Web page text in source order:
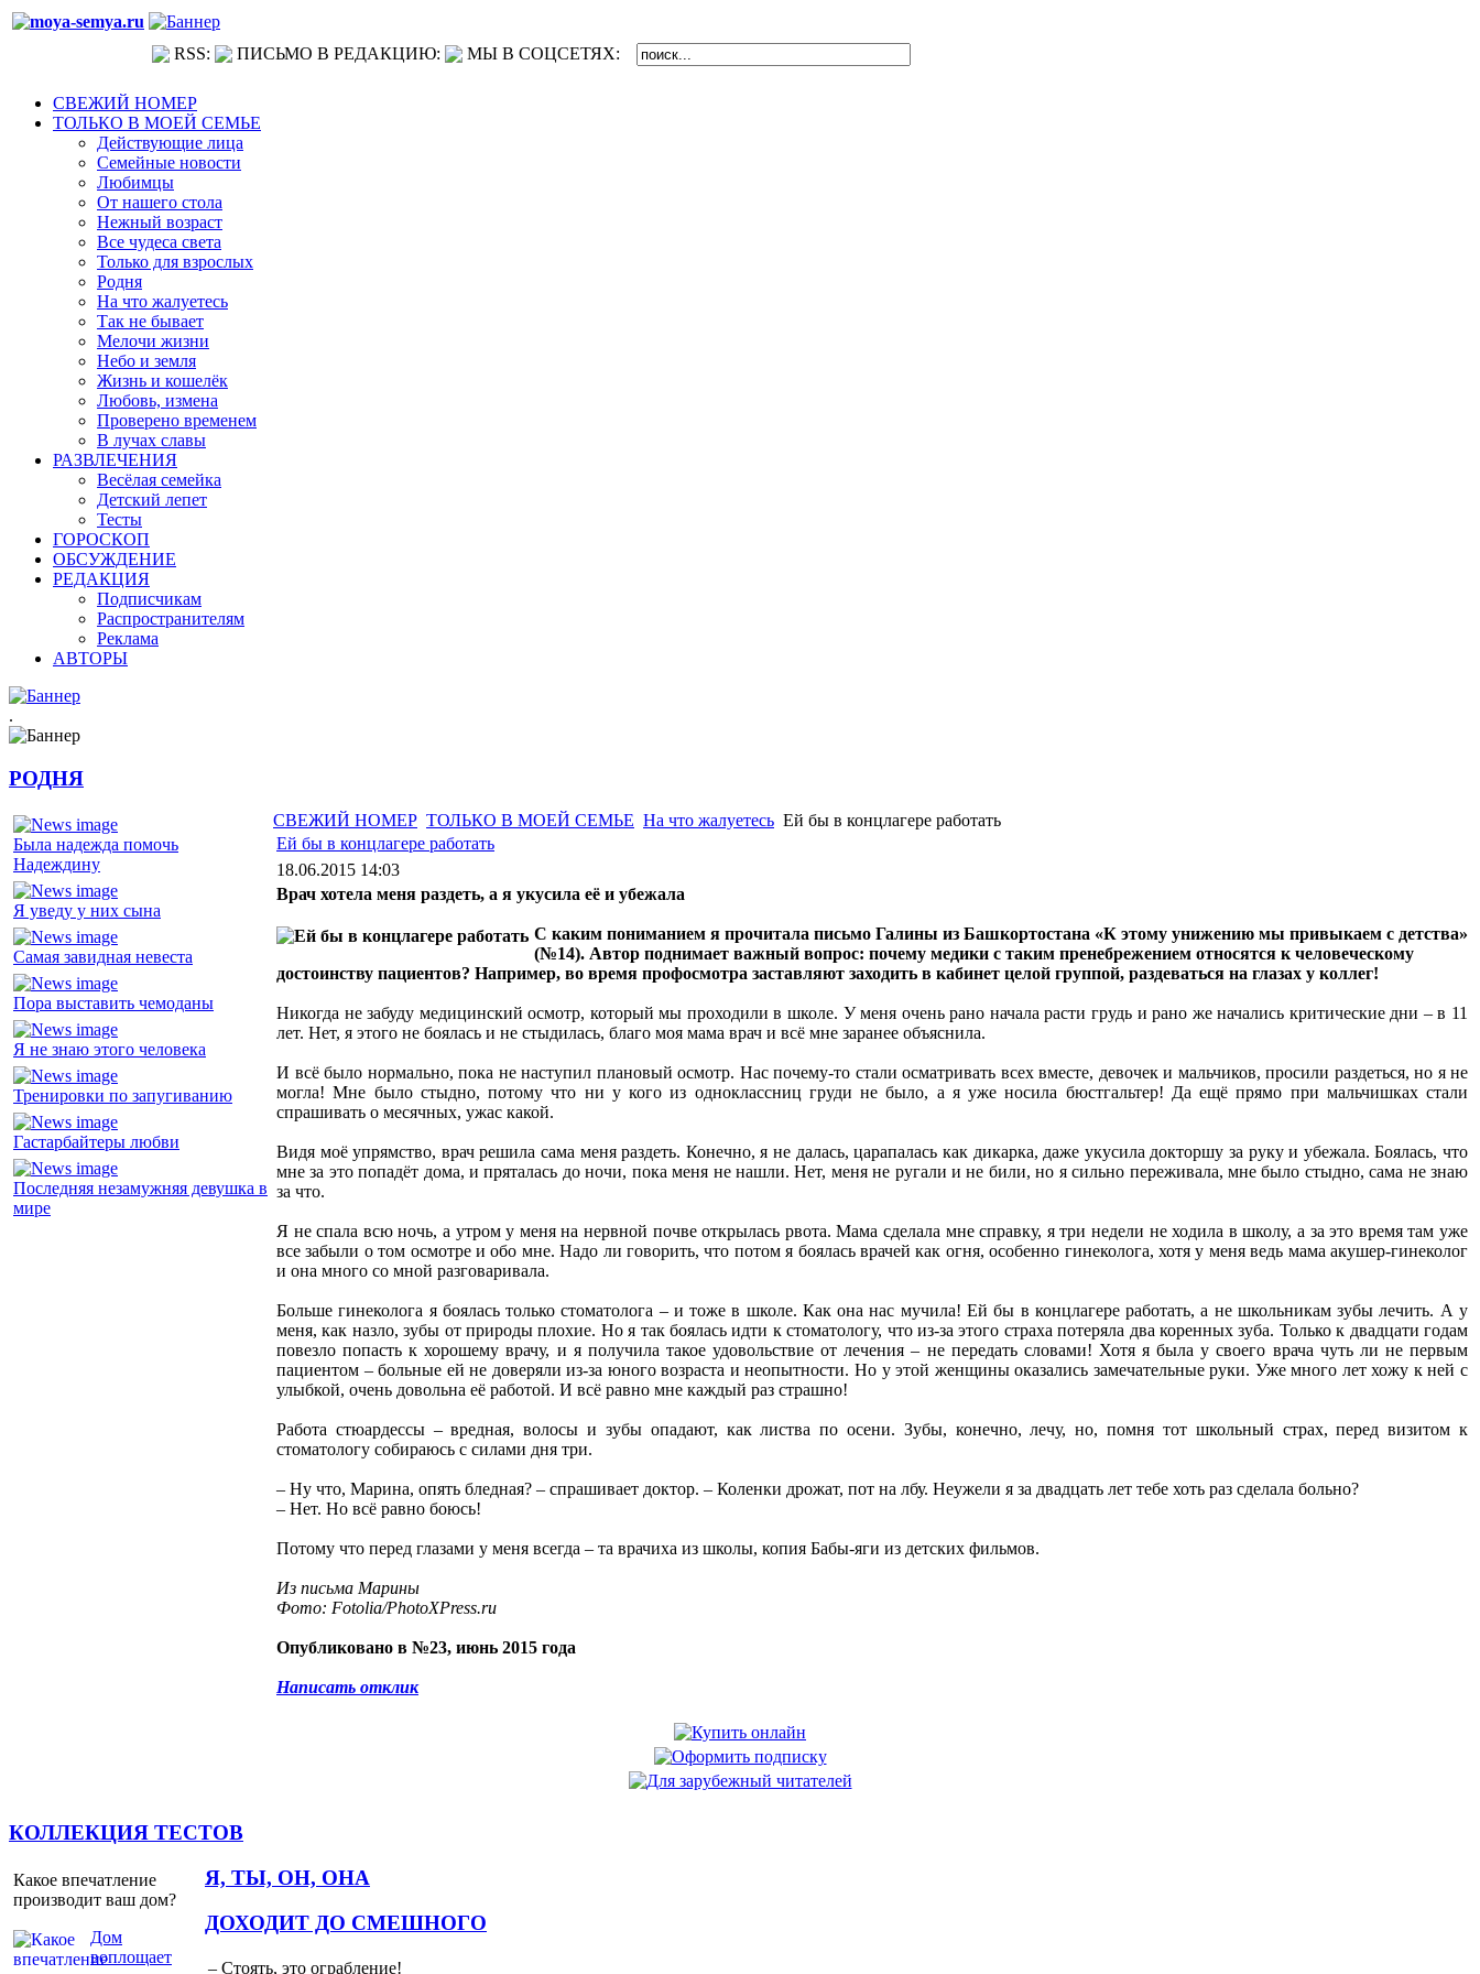
RSS: ПИСЬМО В РЕДАКЦИЮ: МЫ В СОЦСЕТЯХ:
СВЕЖИЙ НОМЕР
ТОЛЬКО В МОЕЙ СЕМЬЕ
Действующие лица
Семейные новости
Любимцы
От нашего стола
Нежный возраст
Все чудеса света
Только для взрослых
Родня
На что жалуетесь
Так не бывает
Мелочи жизни
Небо и земля
Жизнь и кошелёк
Любовь, измена
Проверено временем
В лучах славы
РАЗВЛЕЧЕНИЯ
Весёлая семейка
Детский лепет
Тесты
ГОРОСКОП
ОБСУЖДЕНИЕ
РЕДАКЦИЯ
Подписчикам
Распространителям
Реклама
АВТОРЫ
.
РОДНЯ
Была надежда помочь
Надеждину
Я уведу у них сына
Самая завидная невеста
Пора выставить чемоданы
Я не знаю этого человека
Тренировки по запугиванию
Гастарбайтеры любви
Последняя незамужняя девушка в
мире
СВЕЖИЙ НОМЕР ТОЛЬКО В МОЕЙ СЕМЬЕ На что жалуетесь Ей бы в концлагере работать
Ей бы в концлагере работать
18.06.2015 14:03
Врач хотела меня раздеть, а я укусила её и убежала
С каким пониманием я прочитала письмо Галины из Башкортостана «К этому унижению мы привыкаем с детства»
(№14). Автор поднимает важный вопрос: почему медики с таким пренебрежением относятся к человеческому
достоинству пациентов? Например, во время профосмотра заставляют заходить в кабинет целой группой, раздеваться на глазах у коллег!
Никогда не забуду медицинский осмотр, который мы проходили в школе. У меня очень рано начала расти грудь и рано же начались критические дни – в 11
лет. Нет, я этого не боялась и не стыдилась, благо моя мама врач и всё мне заранее объяснила.
И всё было нормально, пока не наступил плановый осмотр. Нас почему-то стали осматривать всех вместе, девочек и мальчиков, просили раздеться, но я не
могла! Мне было стыдно, потому что ни у кого из одноклассниц груди не было, а я уже носила бюстгальтер! Да ещё прямо при мальчишках стали
спрашивать о месячных, ужас какой.
Видя моё упрямство, врач решила сама меня раздеть. Конечно, я не далась, царапалась как дикарка, даже укусила докторшу за руку и убежала. Боялась, что
мне за это попадёт дома, и пряталась до ночи, пока меня не нашли. Нет, меня не ругали и не били, но я сильно переживала, мне было стыдно, сама не знаю
за что.
Я не спала всю ночь, а утром у меня на нервной почве открылась рвота. Мама сделала мне справку, я три недели не ходила в школу, а за это время там уже
все забыли о том осмотре и обо мне. Надо ли говорить, что потом я боялась врачей как огня, особенно гинеколога, хотя у меня ведь мама акушер-гинеколог
и она много со мной разговаривала.
Больше гинеколога я боялась только стоматолога – и тоже в школе. Как она нас мучила! Ей бы в концлагере работать, а не школьникам зубы лечить. А у
меня, как назло, зубы от природы плохие. Но я так боялась идти к стоматологу, что из-за этого страха потеряла два коренных зуба. Только к двадцати годам
повезло попасть к хорошему врачу, и я получила такое удовольствие от лечения – не передать словами! Хотя я была у своего врача чуть ли не первым
пациентом – больные ей не доверяли из-за юного возраста и неопытности. Но у этой женщины оказались замечательные руки. Уже много лет хожу к ней с
улыбкой, очень довольна её работой. И всё равно мне каждый раз страшно!
Работа стюардессы – вредная, волосы и зубы опадают, как листва по осени. Зубы, конечно, лечу, но, помня тот школьный страх, перед визитом к
стоматологу собираюсь с силами дня три.
– Ну что, Марина, опять бледная? – спрашивает доктор. – Коленки дрожат, пот на лбу. Неужели я за двадцать лет тебе хоть раз сделала больно?
– Нет. Но всё равно боюсь!
Потому что перед глазами у меня всегда – та врачиха из школы, копия Бабы-яги из детских фильмов.
Из письма Марины
Фото: Fotolia/PhotoXPress.ru
Опубликовано в №23, июнь 2015 года
Написать отклик
КОЛЛЕКЦИЯ ТЕСТОВ
Какое впечатление
производит ваш дом?
Дом
воплощает
Я, ТЫ, ОН, ОНА
ДОХОДИТ ДО СМЕШНОГО
– Стоять, это ограбление!